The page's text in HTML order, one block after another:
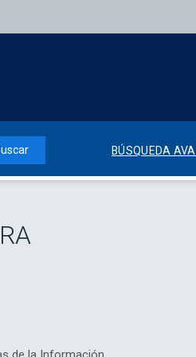
BÚSQUEDA